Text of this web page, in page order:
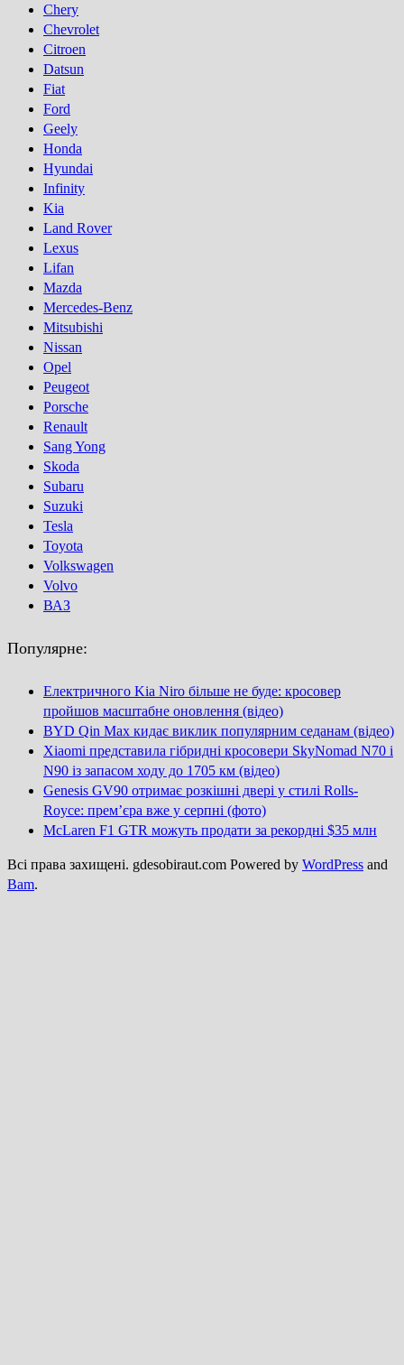
Chery
Chevrolet
Citroen
Datsun
Fiat
Ford
Geely
Honda
Hyundai
Infinity
Kia
Land Rover
Lexus
Lifan
Mazda
Mercedes-Benz
Mitsubishi
Nissan
Opel
Peugeot
Porsсhe
Renault
Sang Yong
Skoda
Subaru
Suzuki
Tesla
Toyota
Volkswagen
Volvo
ВАЗ
Популярне:
Електричного Kia Niro більше не буде: кросовер
пройшов масштабне оновлення (відео)
BYD Qin Max кидає виклик популярним седанам (відео)
Xiaomi представила гібридні кросовери SkyNomad N70 і
N90 із запасом ходу до 1705 км (відео)
Genesis GV90 отримає розкішні двері у стилі Rolls-
Royce: прем’єра вже у серпні (фото)
McLaren F1 GTR можуть продати за рекордні $35 млн
Всі права захищені. gdesobiraut.com Powered by WordPress and
Bam.